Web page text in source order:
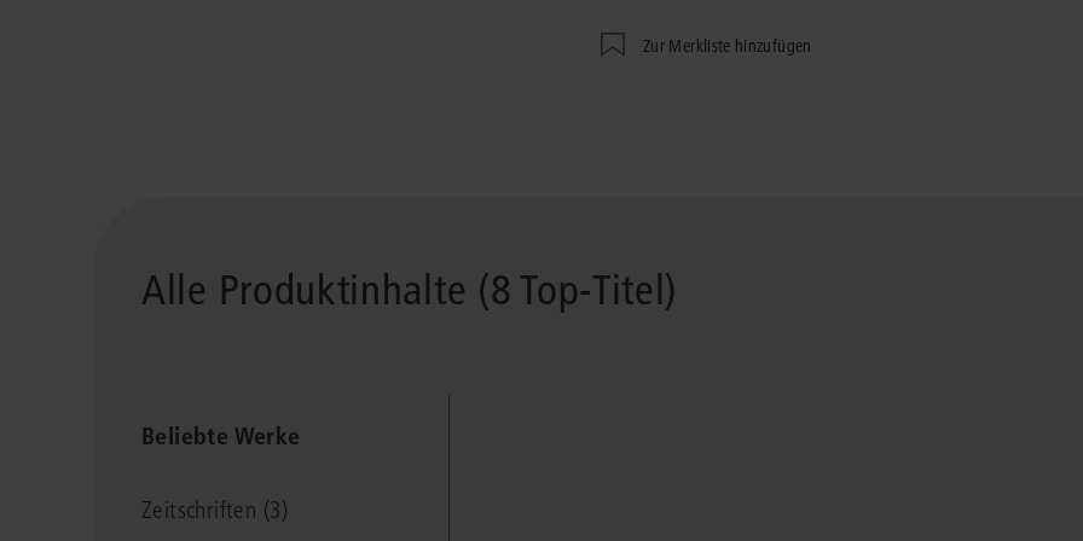
Kanzleimanagement
Zur Merkliste hinzufügen
Alle Produktinhalte (8 Top-Titel)
Beliebte Werke
Zeitschriften (3)